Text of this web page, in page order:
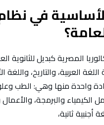
في نظام
المصرية كبديل للثانوية
العربية، والتاريخ، واللغة
واحدة منها وهي: الطب
والبرمجة،
ثانية،